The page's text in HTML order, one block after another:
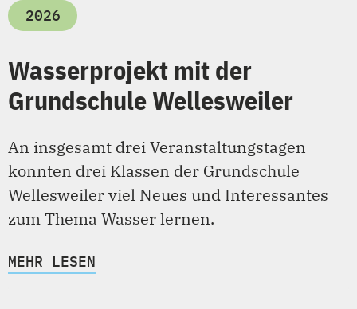
2026
Wasserprojekt mit der
Grundschule Wellesweiler
An insgesamt drei Veranstaltungstagen
konnten drei Klassen der Grundschule
Wellesweiler viel Neues und Interessantes
zum Thema Wasser lernen.
MEHR LESEN